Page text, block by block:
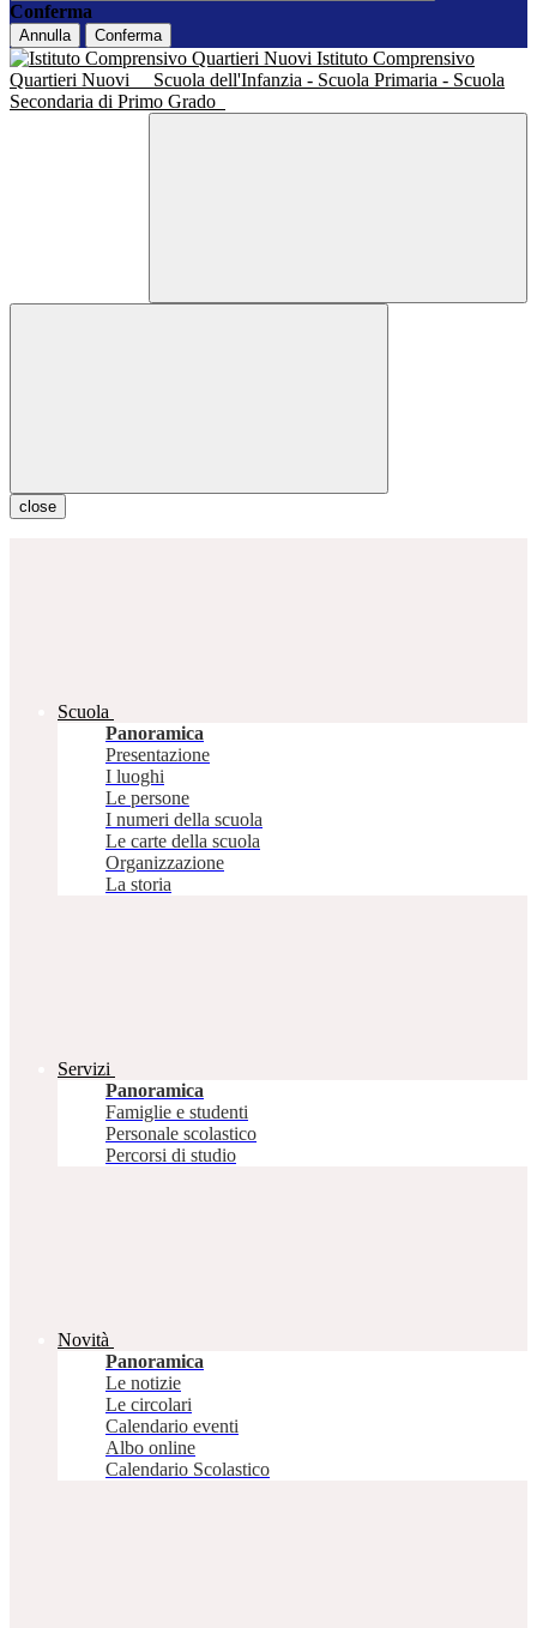
Conferma
Annulla Conferma
Istituto Comprensivo
Quartieri Nuovi
Scuola dell'Infanzia - Scuola Primaria - Scuola
Secondaria di Primo Grado
close
Scuola
Panoramica
Presentazione
I luoghi
Le persone
I numeri della scuola
Le carte della scuola
Organizzazione
La storia
Servizi
Panoramica
Famiglie e studenti
Personale scolastico
Percorsi di studio
Novità
Panoramica
Le notizie
Le circolari
Calendario eventi
Albo online
Calendario Scolastico